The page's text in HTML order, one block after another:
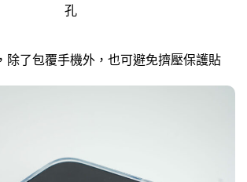
孔
除了包覆手機外，也可避免擠壓保護貼